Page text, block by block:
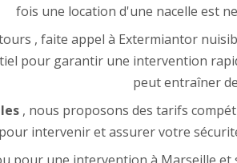
fois une location d'une nacelle est
, faite appel à Extermiantor
pour garantir une intervention
peut entraîner
, nous proposons des tarifs
intervenir et assurer votre